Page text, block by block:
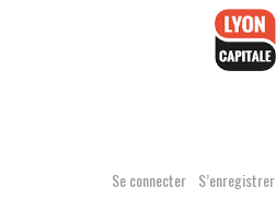
Se connecter S’enregistrer